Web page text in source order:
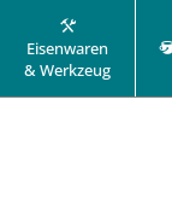
Eisenwaren
& Werkzeug